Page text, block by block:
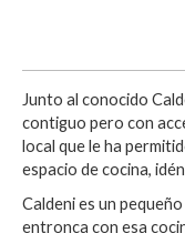
Junto al conocido
contiguo pero con
local que le ha
espacio de cocina,
Caldeni es un pequeño
entronca con esa